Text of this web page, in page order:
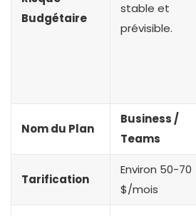
Budgétaire
stable et
prévisible.
Nom du Plan
Business /
Teams
Tarification
Environ 50-70
$/mois